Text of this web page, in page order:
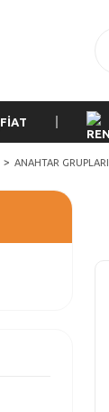
FİAT
ANAHTAR GRUPLARI